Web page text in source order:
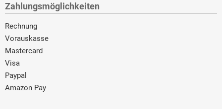
Zahlungsmöglichkeiten
Rechnung
Vorauskasse
Mastercard
Visa
Paypal
Amazon Pay